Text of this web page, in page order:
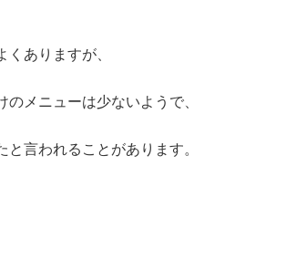
くありますが、
のメニューは少ないようで、
と言われることがあります。